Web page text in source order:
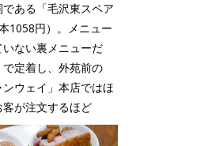
ある「毛沢東スペア
1058円）。メニュー
いない裏メニューだ
定着し、外苑前の
ンウェイ」本店ではほ
客が注文するほど